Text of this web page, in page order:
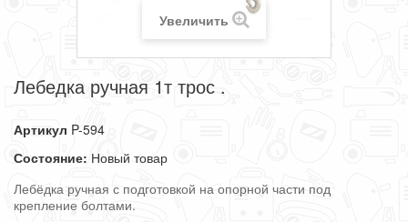
Увеличить
Лебедка ручная 1т трос .
Артикул P-594
Состояние: Новый товар
Лебёдка ручная с подготовкой на опорной части под
крепление болтами.